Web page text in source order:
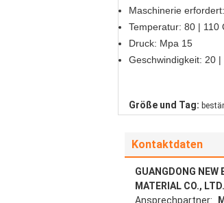
Maschinerie
Temperatur: 80 | 110
Druck: Mpa 15
Geschwindigkeit: 20
Größe und Tag:
Kontaktdaten
GUANGDONG NEW
MATERIAL CO., LTD.
Ansprechpartner: